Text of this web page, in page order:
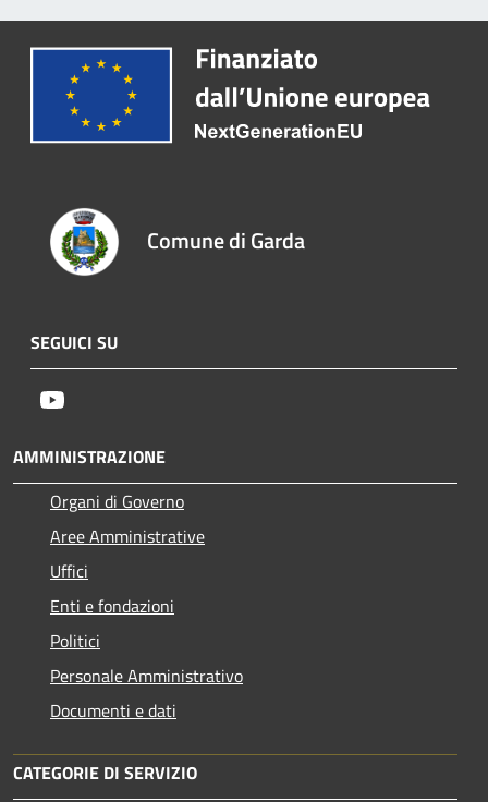
Comune di Garda
SEGUICI SU
AMMINISTRAZIONE
Organi di Governo
Aree Amministrative
Uffici
Enti e fondazioni
Politici
Personale Amministrativo
Documenti e dati
CATEGORIE DI SERVIZIO